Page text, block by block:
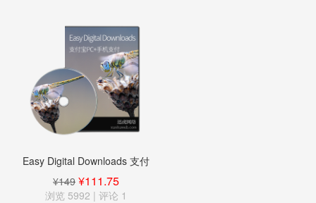
Easy Digital Downloads 支付
宝PC手机支付插件
¥149 ¥111.75
浏览 5992 | 评论 1